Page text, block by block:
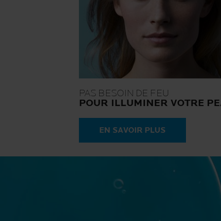
PAS BESOIN DE FEU
POUR ILLUMINER VOTRE
EN SAVOIR PLUS